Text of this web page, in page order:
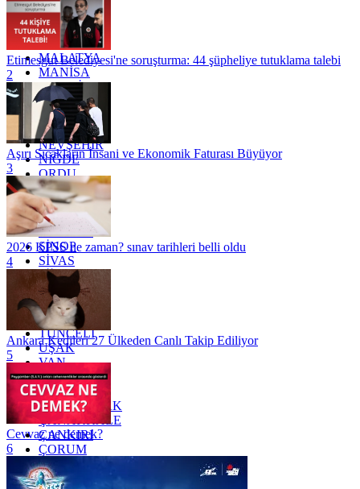
KONYA
KÜTAHYA
KİLİS
MALATYA
MANİSA
MARDİN
MERSİN
MUĞLA
MUŞ
NEVŞEHİR
NİĞDE
ORDU
OSMANİYE
RİZE
SAKARYA
SAMSUN
SİNOP
SİVAS
SİİRT
TEKİRDAĞ
TOKAT
TRABZON
TUNCELİ
UŞAK
VAN
YALOVA
YOZGAT
ZONGULDAK
ÇANAKKALE
ÇANKIRI
ÇORUM
İSTANBUL
İZMİR
Etimesgut Belediyesi'ne soruşturma: 44 şüpheliye tutuklama talebi
2
Aşırı Sıcakların İnsani ve Ekonomik Faturası Büyüyor
3
2026 KPSS ne zaman? sınav tarihleri belli oldu
4
Ankara Kedileri 27 Ülkeden Canlı Takip Ediliyor
5
Cevvaz ne demek?
6